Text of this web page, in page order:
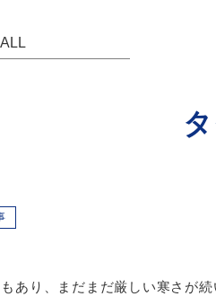
あり、まだまだ厳しい寒さが続